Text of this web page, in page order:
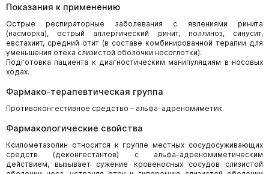
Показания к применению
Острые респираторные заболевания с явлениями ринита
(насморка), острый аллергический ринит, поллиноз, синусит,
евстахиит, средний отит (в составе комбинированной терапии для
уменьшения отека слизистой оболочки носоглотки).
Подготовка пациента к диагностическим манипуляциям в носовых
ходах.
Фармако-терапевтическая группа
Противоконгестивное средство – альфа-адреномиметик.
Фармакологические свойства
Ксилометазолин относится к группе местных сосудосуживающих
средств (деконгестантов) с альфа-адреномиметическим
действием, вызывает сужение кровеносных сосудов слизистой